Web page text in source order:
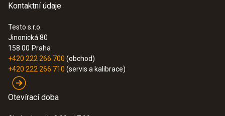
Kontaktní údaje
Testo s.r.o.
Jinonická 80
158 00 Praha
+420 222 266 700 (obchod)
+420 222 266 710 (servis a kalibrace)
Otevírací doba